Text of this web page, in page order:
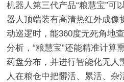
机器人第三代产品“粮慧宝”可
器人顶端装有高清热红外成像
动巡逻时，能360度无死角地
分析，“粮慧宝”还能精准计算
药盘分布，并进行智能化无人
人在粮仓中把髒活、累活、杂